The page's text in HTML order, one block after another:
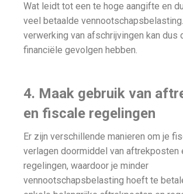
Wat leidt tot een te hoge aangifte en
veel betaalde
verwerking van afschrijvingen kan dus
financiële gevolgen hebben.
4. Maak gebruik van
en fiscale regelingen
Er zijn verschillende manieren om je
verlagen doormiddel van aftrekposten
regelingen, waardoor je minder
vennootschapsbelasting hoeft te